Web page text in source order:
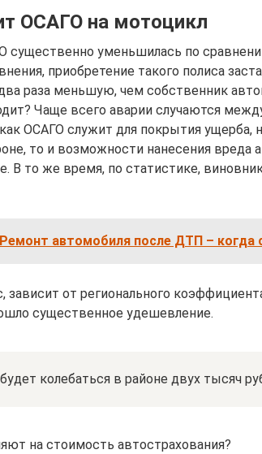
ОСАГО на мотоцикл
существенно уменьшилась по
приобретение такого полиса
раза меньшую, чем собственник
Чаще всего аварии случаются
ОСАГО служит для покрытия ущерба,
то и возможности нанесения вреда
В то же время, по статистике,
Ремонт автомобиля после ДТП – когда
зависит от регионального
существенное удешевление.
колебаться в районе двух тысяч
на стоимость автострахования?